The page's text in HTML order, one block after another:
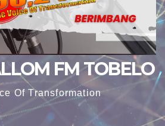
FM TOBELO
Of Transformation